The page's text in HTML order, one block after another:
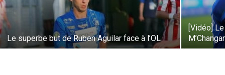
Le superbe but de Ruben Aguilar face à l’OL
[Vidéo]